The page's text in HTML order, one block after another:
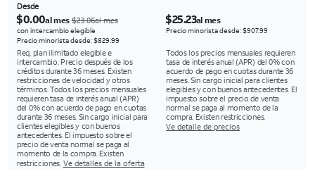
Desde
$0.00al mes$23.06al mes
con intercambio elegible
Precio minorista desde: $829.99
Req. plan ilimitado elegible e
intercambio. Precio después de los
créditos durante 36 meses. Existen
restricciones de velocidad y otros
términos. Todos los precios mensuales
requieren tasa de interés anual (APR)
del 0% con acuerdo de pago en cuotas
durante 36 meses. Sin cargo inicial para
clientes elegibles y con buenos
antecedentes. El impuesto sobre el
precio de venta normal se paga al
momento de la compra. Existen
restricciones. Ve detalles de la oferta
$25.23al mes
Precio minorista desde: $907.99
Todos los precios mensuales requieren
tasa de interés anual (APR) del 0% con
acuerdo de pago en cuotas durante 36
meses. Sin cargo inicial para clientes
elegibles y con buenos antecedentes. El
impuesto sobre el precio de venta
normal se paga al momento de la
compra. Existen restricciones.
Ve detalle de precios